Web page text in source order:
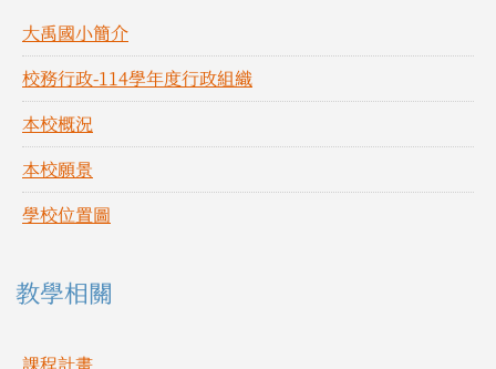
大禹國小簡介
校務行政-114學年度行政組織
本校概況
本校願景
學校位置圖
教學相關
課程計畫